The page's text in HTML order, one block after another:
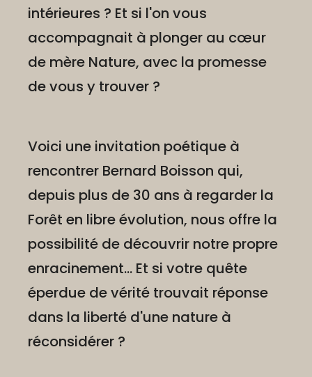
intérieures ? Et si l'on vous
accompagnait à plonger au cœur
de mère Nature, avec la promesse
de vous y trouver ?
Voici une invitation poétique à
rencontrer Bernard Boisson qui,
depuis plus de 30 ans à regarder la
Forêt en libre évolution, nous offre la
possibilité de découvrir notre propre
enracinement... Et si votre quête
éperdue de vérité trouvait réponse
dans la liberté d'une nature à
réconsidérer ?